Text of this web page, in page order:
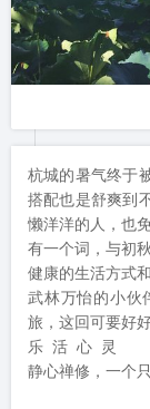
杭城的暑气终于
搭配也是舒爽到
懒洋洋的人，也
有一个词，与初
健康的生活方式
武林万怡的小伙
旅，这回可要好
乐 活 心 灵
静心禅修，一个